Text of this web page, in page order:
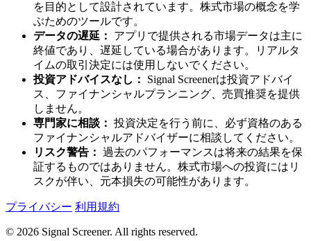
を目的として設計されています。株式市場の概念を学
ぶためのツールです。
データの遅延：
アプリで提供される市場データは主に
終値であり、遅延している場合があります。リアルタ
イムの取引決定には使用しないでください。
投資アドバイスなし：
Signal Screenerは投資アドバイ
ス、ファイナンシャルプランニング、売買推奨を提供
しません。
専門家に相談： 投資決定を行う前に、必ず資格のある
ファイナンシャルアドバイザーに相談してください。
リスク警告： 過去のパフォーマンスは将来の結果を保
証するものではありません。株式市場への投資にはリ
スクが伴い、元本損失の可能性があります。
プライバシー 利用規約
© 2026 Signal Screener. All rights reserved.